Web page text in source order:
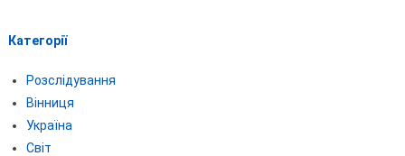
Категорії
Розслідування
Вінниця
Україна
Світ